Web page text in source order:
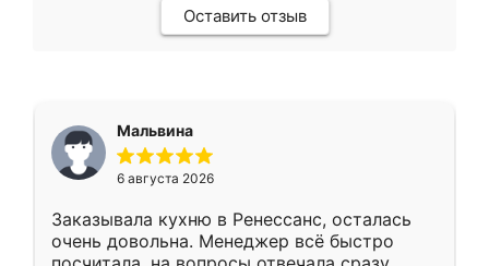
Оставить отзыв
Мальвина
6 августа 2026
Заказывала кухню в Ренессанс, осталась
очень довольна. Менеджер всё быстро